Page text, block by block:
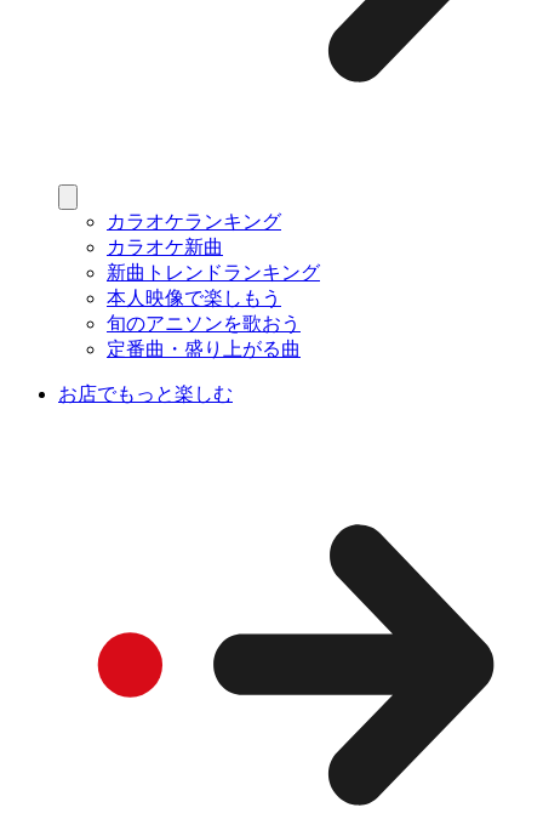
カラオケランキング
カラオケ新曲
新曲トレンドランキング
本人映像で楽しもう
旬のアニソンを歌おう
定番曲・盛り上がる曲
お店でもっと楽しむ